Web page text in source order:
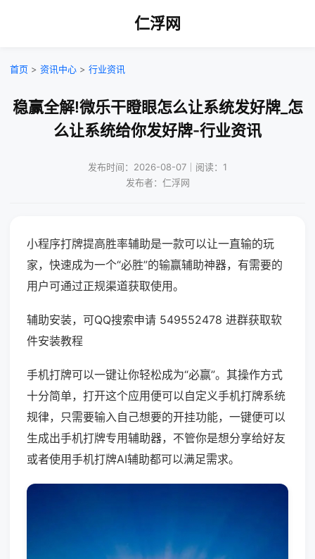
仁浮网
首页 > 资讯中心 > 行业资讯
稳赢全解!微乐干瞪眼怎么让系统发好牌_怎
么让系统给你发好牌-行业资讯
发布时间：2026-08-07｜阅读：1
发布者：仁浮网
小程序打牌提高胜率辅助是一款可以让一直输的玩
家，快速成为一个“必胜”的输赢辅助神器，有需要的
用户可通过正规渠道获取使用。
辅助安装，可QQ搜索申请 549552478 进群获取软
件安装教程
手机打牌可以一键让你轻松成为“必赢”。其操作方式
十分简单，打开这个应用便可以自定义手机打牌系统
规律，只需要输入自己想要的开挂功能，一键便可以
生成出手机打牌专用辅助器，不管你是想分享给好友
或者使用手机打牌AI辅助都可以满足需求。